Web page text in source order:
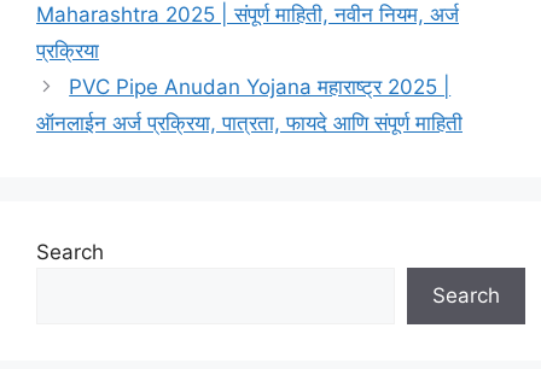
Maharashtra 2025 | संपूर्ण माहिती, नवीन नियम, अर्ज
प्रक्रिया
PVC Pipe Anudan Yojana महाराष्ट्र 2025 |
ऑनलाईन अर्ज प्रक्रिया, पात्रता, फायदे आणि संपूर्ण माहिती
Search
Search